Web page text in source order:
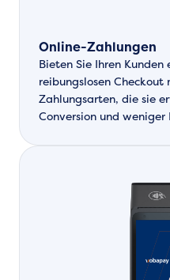
Online-Zahlungen
Bieten Sie Ihren Kunden
reibungslosen Checkout
Zahlungsarten, die sie
Conversion und weniger